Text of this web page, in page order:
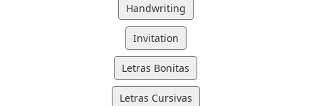
Handwriting
Invitation
Letras Bonitas
Letras Cursivas